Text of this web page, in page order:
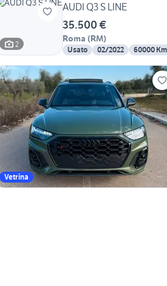
2
AUDI Q3 S LINE
35.500 €
Roma (RM)
Usato 02/2022 60000 Km
Vetrina